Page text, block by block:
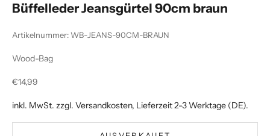
Büffelleder Jeansgürtel 90cm braun
Artikelnummer: WB-JEANS-90CM-BRAUN
Wood-Bag
Angebot
€14,99
inkl. MwSt. zzgl. Versandkosten, Lieferzeit 2-3 Werktage (DE).